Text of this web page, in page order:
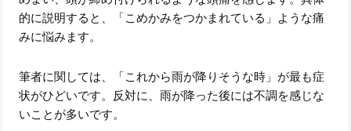
的に説明すると、「こめかみをつかまれている」ような痛
みに悩みます。
筆者に関しては、「これから雨が降りそうな時」が最も症
状がひどいです。反対に、雨が降った後には不調を感じな
いことが多いです。